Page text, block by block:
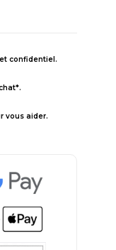
confidentiel.
vous aider.